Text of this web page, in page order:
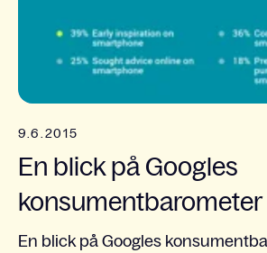
9.6.2015
En blick på Googles
konsumentbarometer
En blick på Googles